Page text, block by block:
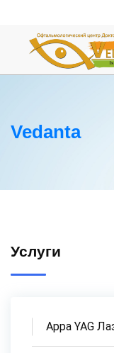
Vedanta
Услуги
Appa YAG